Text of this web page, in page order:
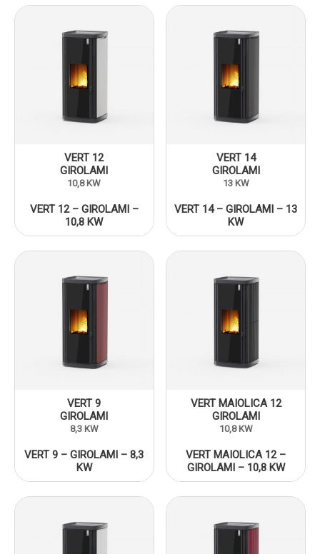
VERT 12
GIROLAMI
10,8 KW
VERT 12 – GIROLAMI –
10,8 KW
VERT 14
GIROLAMI
13 KW
VERT 14 – GIROLAMI – 13
KW
VERT 9
GIROLAMI
8,3 KW
VERT 9 – GIROLAMI – 8,3
KW
VERT MAIOLICA 12
GIROLAMI
10,8 KW
VERT MAIOLICA 12 –
GIROLAMI – 10,8 KW